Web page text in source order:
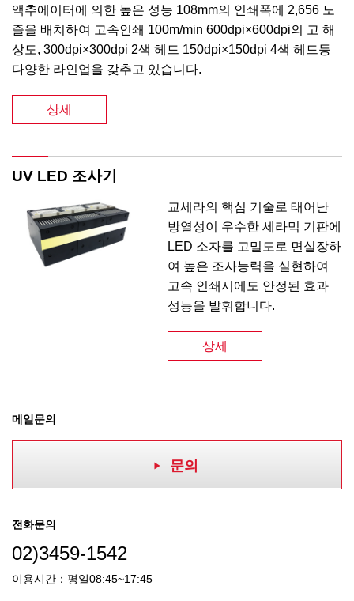
액추에이터에 의한 높은 성능 108mm의 인쇄폭에 2,656 노
즐을 배치하여 고속인쇄 100m/min 600dpi×600dpi의 고 해
상도, 300dpi×300dpi 2색 헤드 150dpi×150dpi 4색 헤드등
다양한 라인업을 갖추고 있습니다.
상세
UV LED 조사기
교세라의 핵심 기술로 태어난
방열성이 우수한 세라믹 기판에
LED 소자를 고밀도로 면실장하
여 높은 조사능력을 실현하여
고속 인쇄시에도 안정된 효과
성능을 발휘합니다.
상세
메일문의
문의
전화문의
02)3459-1542
이용시간：평일08:45~17:45